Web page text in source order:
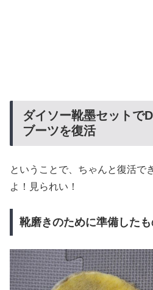
ダイソー靴墨セットで
ブーツを復活
ということで、ちゃんと復活で
よ！見られい！
靴磨きのために準備した